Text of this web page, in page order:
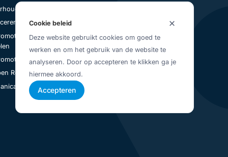
Cookie beleid
Deze website gebruikt cookies om goed te
werken en om het gebruik van de website te
analyseren. Door op accepteren te klikken ga je
hiermee akkoord.
Accepteren
op locatie
Revisie
Revisie
Seal Revisie
Visser Up-To-Date
Vestigingen
Juridisch
Algemene Voorwaarden